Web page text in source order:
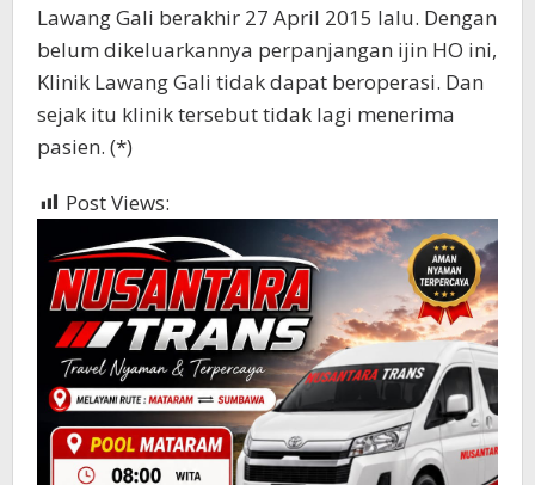
Lawang Gali berakhir 27 April 2015 lalu. Dengan
belum dikeluarkannya perpanjangan ijin HO ini,
Klinik Lawang Gali tidak dapat beroperasi. Dan
sejak itu klinik tersebut tidak lagi menerima
pasien. (*)
Post Views: